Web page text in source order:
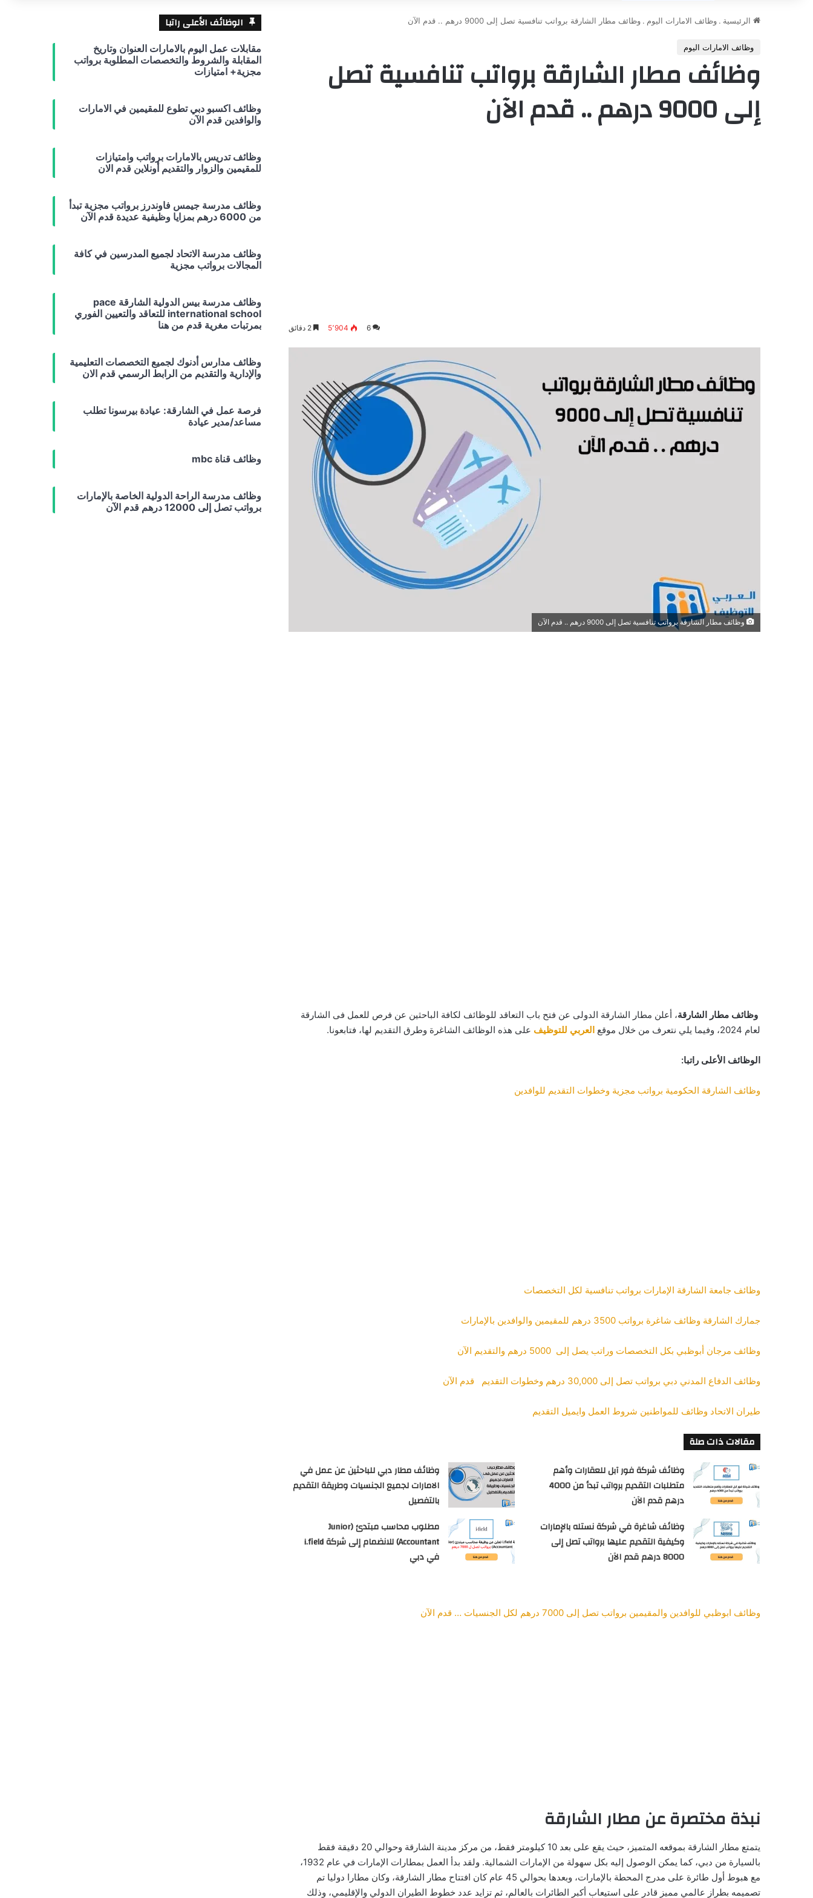
الرئيسية . وظائف الامارات اليوم . وظائف مطار الشارقة برواتب تنافسية تصل إلى 9000 درهم .. قدم الآن
وظائف الامارات اليوم
وظائف مطار الشارقة برواتب تنافسية تصل
إلى 9000 درهم .. قدم الآن
6 5٬904
وظائف مطار الشارقة برواتب تنافسية تصل إلى 9000 درهم .. قدم الآن
وظائف مطار الشارقة، أعلن مطار الشارقة الدولى عن فتح باب التعاقد للوظائف لكافة الباحثين عن فرص للعمل فى الشارقة
لعام 2024، وفيما يلي نتعرف من خلال موقع
العربي للتوظيف على هذه الوظائف الشاغرة وطرق التقديم لها، فتابعونا.
الوظائف الأعلى راتبا:
وظائف الشارقة الحكومية برواتب مجزية وخطوات التقديم للوافدين
وظائف جامعة الشارقة الإمارات برواتب تنافسية لكل التخصصات
جمارك الشارقة وظائف شاغرة برواتب 3500 درهم للمقيمين والوافدين بالإمارات
وظائف مرجان أبوظبي بكل التخصصات وراتب يصل إلى 5000 درهم والتقديم الآن
وظائف الدفاع المدني دبي برواتب تصل إلى 30,000 درهم وخطوات التقديم قدم الآن
طيران الاتحاد وظائف للمواطنين شروط العمل وايميل التقديم
مقالات ذات صلة
وظائف شركة فور آبل للعقارات وأهم
متطلبات التقديم برواتب تبدأ من 4000
درهم قدم الآن
وظائف مطار دبي للباحثين عن عمل في
الامارات لجميع الجنسيات وطريقة التقديم
بالتفصيل
وظائف شاغرة في شركة نستله بالإمارات
وكيفية التقديم عليها برواتب تصل إلى
8000 درهم قدم الآن
مطلوب محاسب مبتدئ (Junior
Accountant) للانضمام إلى شركة i.field
في دبي
وظائف ابوظبي للوافدين والمقيمين برواتب تصل إلى 7000 درهم لكل الجنسيات … قدم الآن
نبذة مختصرة عن مطار الشارقة
يتمتع مطار الشارقة بموقعه المتميز، حيث يقع على بعد 10 كيلومتر فقط، من مركز مدينة الشارقة وحوالي 20 دقيقة فقط
بالسيارة من دبي، كما يمكن الوصول إليه بكل سهولة من الإمارات الشمالية. ولقد بدأ العمل بمطارات الإمارات في عام 1932،
مع هبوط أول طائرة على مدرج المحطة بالإمارات، وبعدها بحوالي 45 عام كان افتتاح مطار الشارقة، وكان مطارا دوليا تم
تصميمه بطراز عالمي مميز قادر على استيعاب أكبر الطائرات بالعالم، ثم تزايد عدد خطوط الطيران الدولي والإقليمي، وذلك
الوظائف الأعلى راتبا
مقابلات عمل اليوم بالامارات العنوان وتاريخ
المقابلة والشروط والتخصصات المطلوبة برواتب
مجزية+ امتيازات
وظائف اكسبو دبي تطوع للمقيمين في الامارات
والوافدين قدم الآن
وظائف تدريس بالامارات برواتب وامتيازات
للمقيمين والزوار والتقديم أونلاين قدم الان
وظائف مدرسة جيمس فاوندرز برواتب مجزية تبدأ
من 6000 درهم بمزايا وظيفية عديدة قدم الآن
وظائف مدرسة الاتحاد لجميع المدرسين في كافة
المجالات برواتب مجزية
وظائف مدرسة بيس الدولية الشارقة pace
international school للتعاقد والتعيين الفوري
بمرتبات مغرية قدم من هنا
وظائف مدارس أدنوك لجميع التخصصات التعليمية
والإدارية والتقديم من الرابط الرسمي قدم الان
فرصة عمل في الشارقة: عيادة بيرسونا تطلب
مساعد/مدير عيادة
وظائف قناة mbc
وظائف مدرسة الراحة الدولية الخاصة بالإمارات
برواتب تصل إلى 12000 درهم قدم الآن